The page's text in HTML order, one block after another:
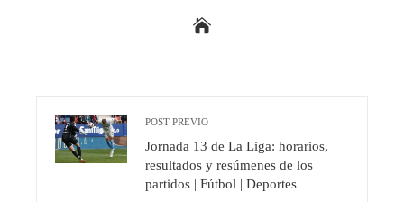
POST PREVIO
Jornada 13 de La Liga: horarios,
resultados y resúmenes de los
partidos | Fútbol | Deportes